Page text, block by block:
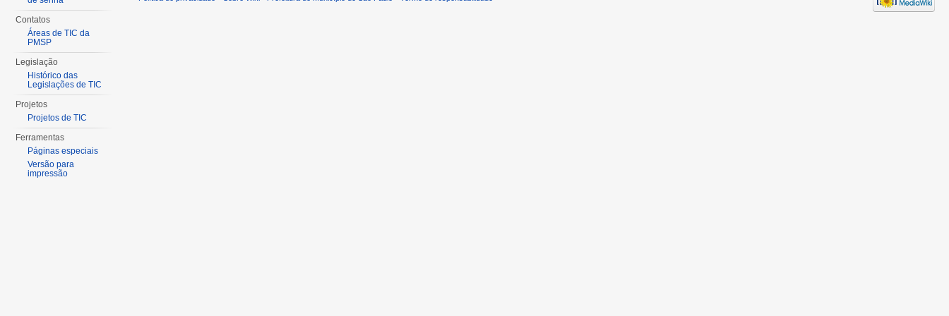
Contatos
Áreas de TIC da
PMSP
Legislação
Histórico das
Legislações de TIC
Projetos
Projetos de TIC
Ferramentas
Páginas especiais
Versão para
impressão